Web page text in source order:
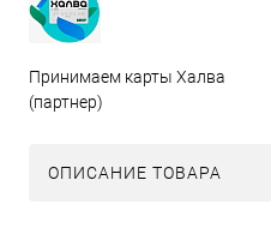
Принимаем карты Халва
(партнер)
ОПИСАНИЕ ТОВАРА